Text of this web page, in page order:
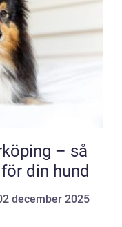
– så
din hund
december 2025